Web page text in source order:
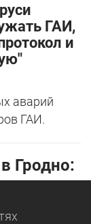
ГАИ,
и
аварий
ГАИ.
Гродно: